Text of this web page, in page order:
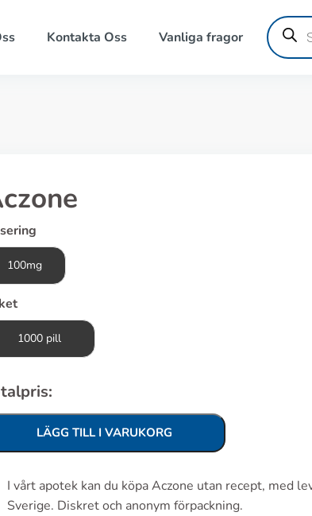
Kontakta Oss Vanliga fragor
100mg
1000 pill
LÄGG TILL I VARUKORG
I vårt apotek kan du köpa Aczone utan recept, med
Sverige. Diskret och anonym förpackning.